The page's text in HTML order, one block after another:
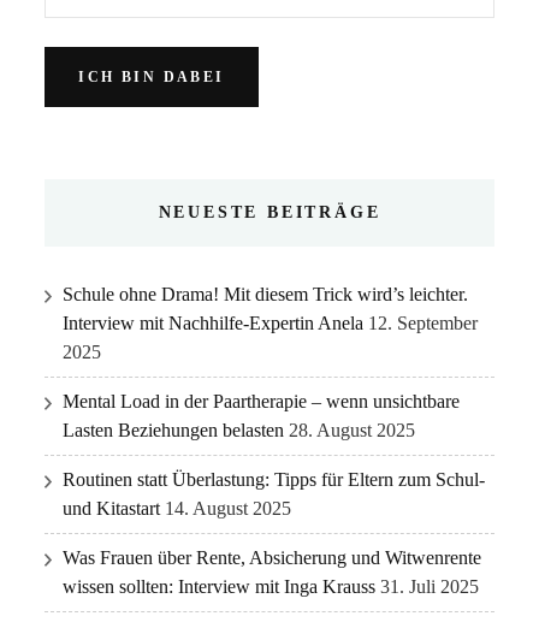
NEUESTE BEITRÄGE
Schule ohne Drama! Mit diesem Trick wird’s leichter.
Interview mit Nachhilfe-Expertin Anela 12. September
2025
Mental Load in der Paartherapie – wenn unsichtbare
Lasten Beziehungen belasten 28. August 2025
Routinen statt Überlastung: Tipps für Eltern zum Schul-
und Kitastart 14. August 2025
Was Frauen über Rente, Absicherung und Witwenrente
wissen sollten: Interview mit Inga Krauss 31. Juli 2025